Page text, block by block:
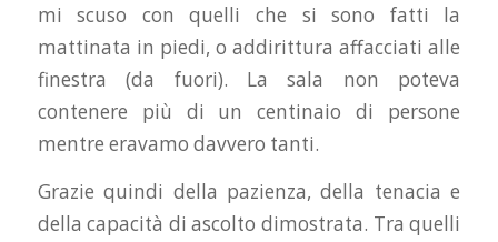
mi scuso con quelli che si sono fatti la
mattinata in piedi, o addirittura affacciati alle
finestra (da fuori). La sala non poteva
contenere più di un centinaio di persone
mentre eravamo davvero tanti.
Grazie quindi della pazienza, della tenacia e
della capacità di ascolto dimostrata. Tra quelli